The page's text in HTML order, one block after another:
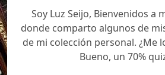
Soy Luz Seijo, Bienvenidos a
donde comparto algunos de
de mi colección personal. ¿Me
Bueno, un 70%